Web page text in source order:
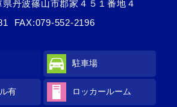
県丹波篠山市郡家４５１番地４
FAX:079-552-2196
駐車場
有 ロッカールーム